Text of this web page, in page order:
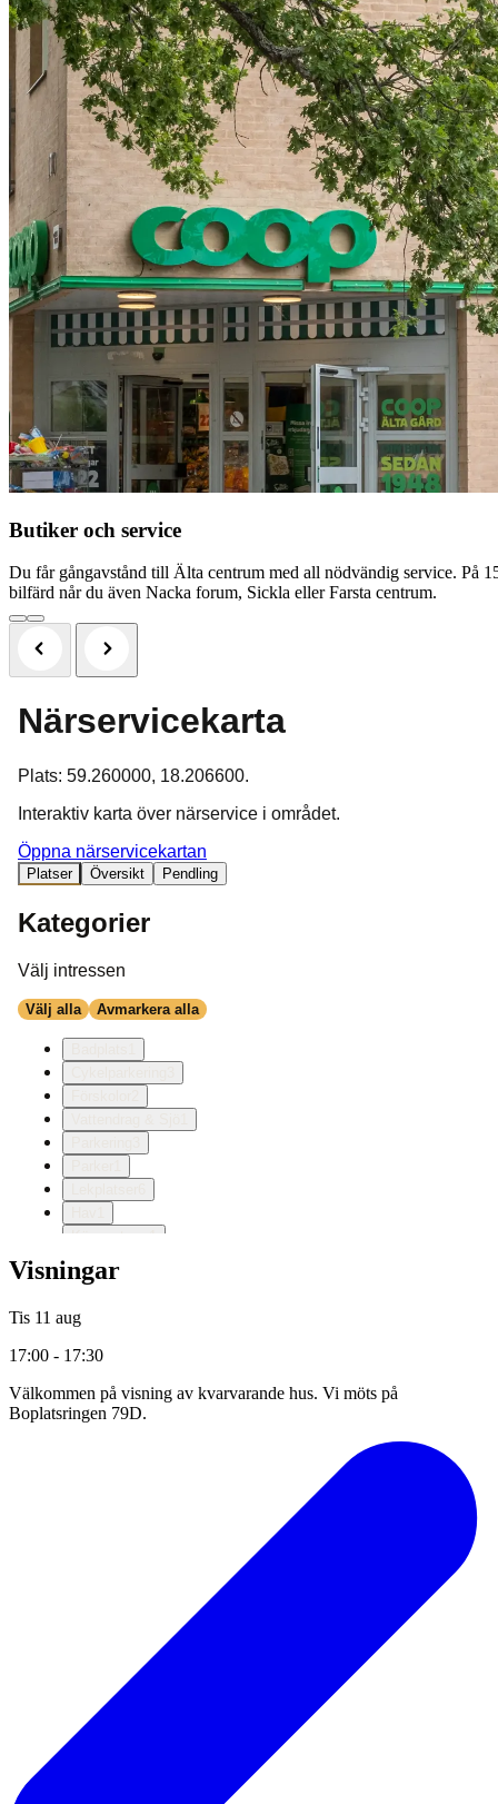
Butiker och service
Du får gångavstånd till Älta centrum med all nödvändig service. På
bilfärd når du även Nacka forum, Sickla eller Farsta centrum.
Visningar
Tis 11 aug
17:00 - 17:30
Välkommen på visning av kvarvarande hus. Vi möts på
Boplatsringen 79D.